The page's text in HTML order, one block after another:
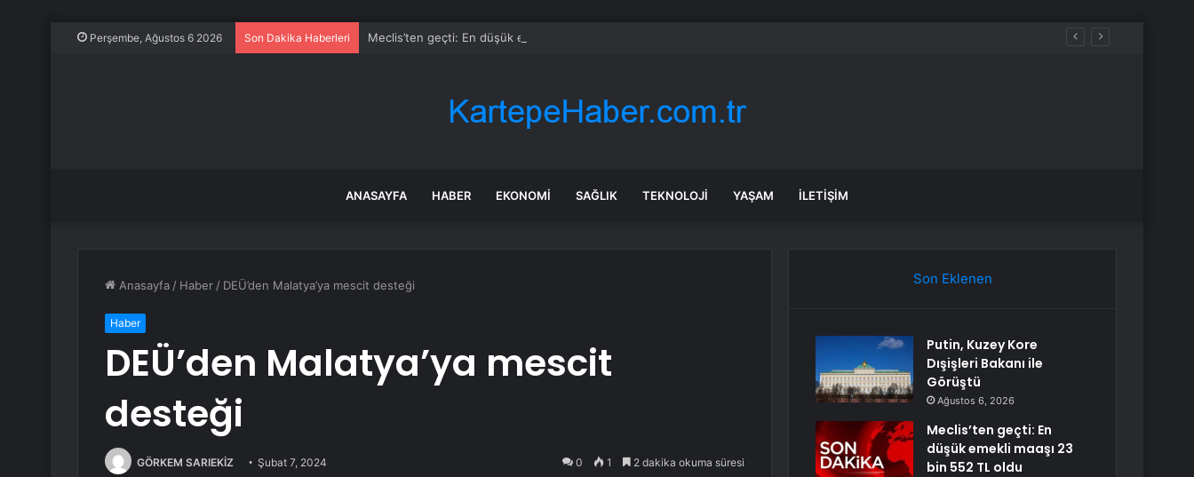
Perşembe, Ağustos 6 2026 Son Dakika Haberleri Meclis’ten geçti: En düşük emekli maaşı 23 bin 552 TL oldu
ANASAYFA HABER EKONOMI SAĞLIK TEKNOLOJI YAŞAM İLETIŞIM
Anasayfa / Haber / DEÜ’den Malatya’ya mescit desteği
Haber
DEÜ’den Malatya’ya mescit
desteği
GÖRKEM SARIEKİZ Şubat 7, 2024 0 1 2 dakika okuma süresi
Son Eklenen
Putin, Kuzey Kore
Dışişleri Bakanı ile
Görüştü
Ağustos 6, 2026
Meclis’ten geçti: En
düşük emekli maaşı 23
bin 552 TL oldu